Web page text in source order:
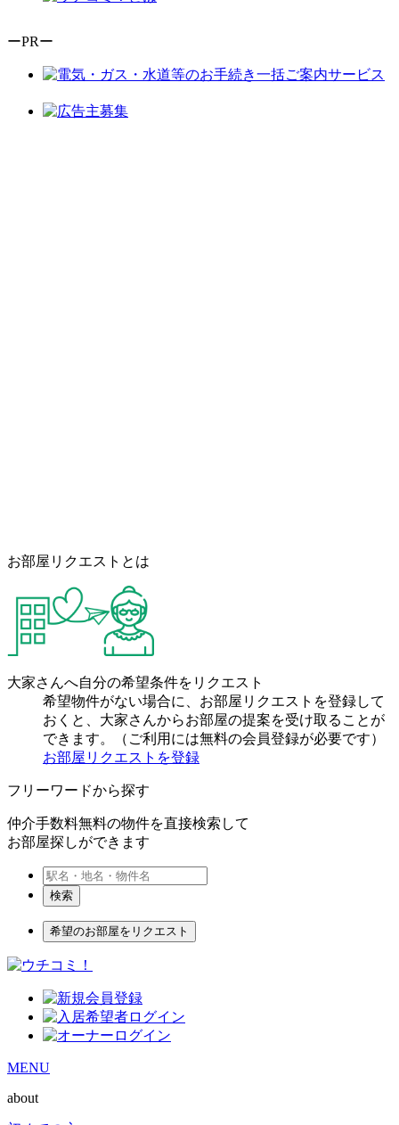
ーPRー
お部屋リクエストとは
大家さんへ自分の希望条件をリクエスト
希望物件がない場合に、お部屋リクエストを登録して
おくと、大家さんからお部屋の提案を受け取ることが
できます。（ご利用には無料の会員登録が必要です）
お部屋リクエストを登録
フリーワードから探す
仲介手数料無料の物件を直接検索して
お部屋探しができます
検索
希望のお部屋をリクエスト
MENU
about